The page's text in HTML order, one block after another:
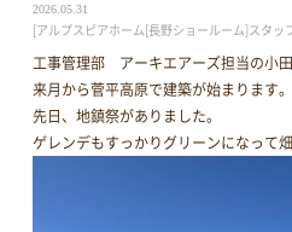
2026.05.31
[アルプスピアホーム[長野ショールーム]スタッ
工事管理部 アーキエアーズ担当の小田
来月から菅平高原で建築が始まります。
先日、地鎮祭がありました。
ゲレンデもすっかりグリーンになって